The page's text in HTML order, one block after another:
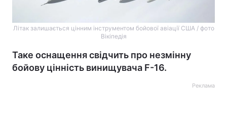
Літак залишається цінним інструментом бойової авіації США / фото
Вікіпедія
Таке оснащення свідчить про незмінну
бойову цінність винищувача F-16.
Реклама